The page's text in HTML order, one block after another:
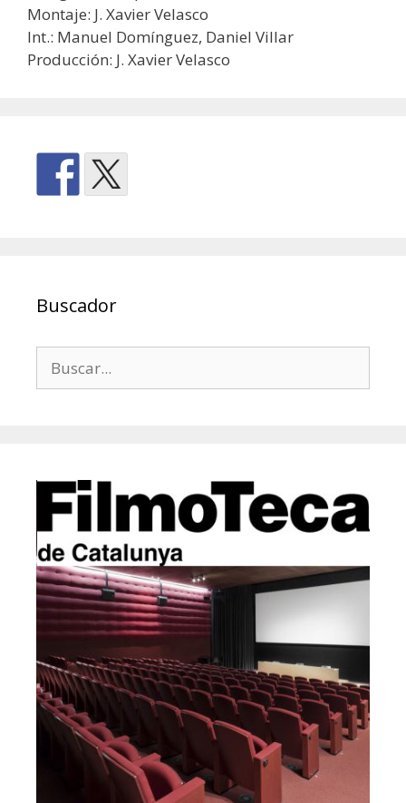
Montaje: J. Xavier Velasco
Int.: Manuel Domínguez, Daniel Villar
Producción: J. Xavier Velasco
Buscador